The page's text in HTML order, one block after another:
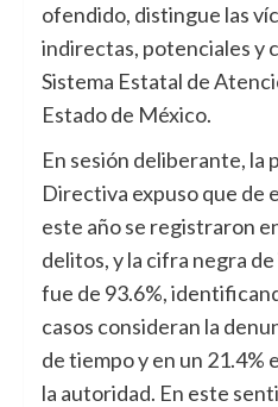
ofendido, distingue las
indirectas, potenciales y
Sistema Estatal de
Estado de México.
En sesión deliberante, la
Directiva expuso que de
este año se registraron
delitos, y la cifra negra
fue de 93.6%,
casos consideran la
de tiempo y en un 21.4%
la autoridad. En este